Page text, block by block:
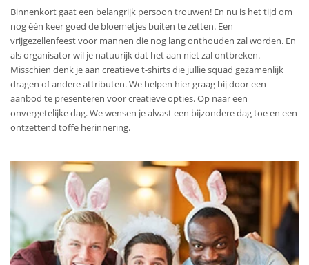
Binnenkort gaat een belangrijk persoon trouwen! En nu is het tijd om
nog één keer goed de bloemetjes buiten te zetten. Een
vrijgezellenfeest voor mannen die nog lang onthouden zal worden. En
als organisator wil je natuurijk dat het aan niet zal ontbreken.
Misschien denk je aan creatieve t-shirts die jullie squad gezamenlijk
dragen of andere attributen. We helpen hier graag bij door een
aanbod te presenteren voor creatieve opties. Op naar een
onvergetelijke dag. We wensen je alvast een bijzondere dag toe en een
ontzettend toffe herinnering.